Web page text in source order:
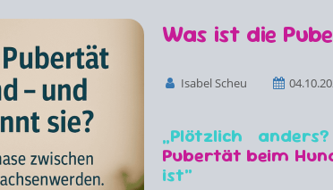
Was ist die
Isabel Scheu
„Plötzlich
Pubertät beim
ist“